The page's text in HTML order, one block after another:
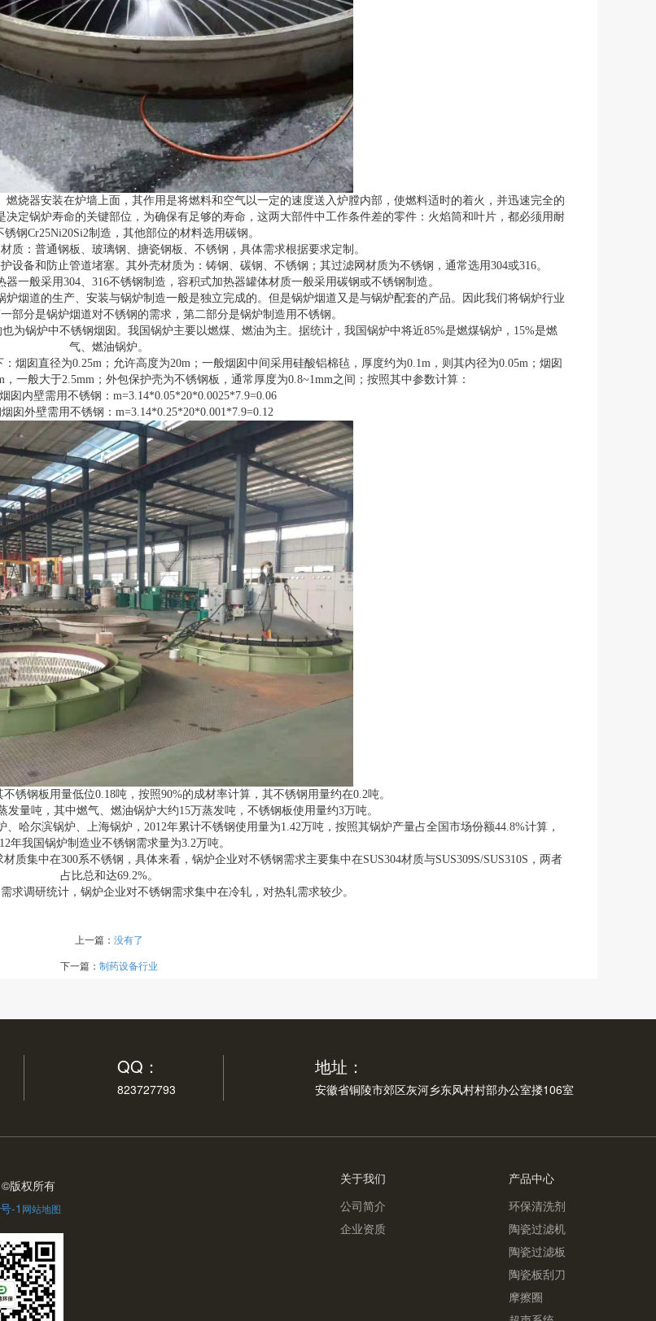
烧器安装在炉墙上面，其作用是将燃料和空气以一定的速度送入炉膛内部，使燃料适时的着火，并迅速完全的
定锅炉寿命的关键部位，为确保有足够的寿命，这两大部件中工作条件差的零件：火焰筒和叶片，都必须用耐
锈钢Cr25Ni20Si2制造，其他部位的材料选用碳钢。
质：普通钢板、玻璃钢、搪瓷钢板、不锈钢，具体需求根据要求定制。
备和防止管道堵塞。其外壳材质为：铸钢、碳钢、不锈钢；其过滤网材质为不锈钢，通常选用304或316。
一般采用304、316不锈钢制造，容积式加热器罐体材质一般采用碳钢或不锈钢制造。
烟道的生产、安装与锅炉制造一般是独立完成的。但是锅炉烟道又是与锅炉配套的产品。因此我们将锅炉行业
部分是锅炉烟道对不锈钢的需求，第二部分是锅炉制造用不锈钢。
为锅炉中不锈钢烟囱。我国锅炉主要以燃煤、燃油为主。据统计，我国锅炉中将近85%是燃煤锅炉，15%是燃
气、燃油锅炉。
烟囱直径为0.25m；允许高度为20m；一般烟囱中间采用硅酸铝棉毡，厚度约为0.1m，则其内径为0.05m；烟囱
一般大于2.5mm；外包保护壳为不锈钢板，通常厚度为0.8~1mm之间；按照其中参数计算：
囱内壁需用不锈钢：m=3.14*0.05*20*0.0025*7.9=0.06
囱外壁需用不锈钢：m=3.14*0.25*20*0.001*7.9=0.12
锈钢板用量低位0.18吨，按照90%的成材率计算，其不锈钢用量约在0.2吨。
发量吨，其中燃气、燃油锅炉大约15万蒸发吨，不锈钢板使用量约3万吨。
哈尔滨锅炉、上海锅炉，2012年累计不锈钢使用量为1.42万吨，按照其锅炉产量占全国市场份额44.8%计算，
年我国锅炉制造业不锈钢需求量为3.2万吨。
集中在300系不锈钢，具体来看，锅炉企业对不锈钢需求主要集中在SUS304材质与SUS309S/SUS310S，两者
占比总和达69.2%。
求调研统计，锅炉企业对不锈钢需求集中在冷轧，对热轧需求较少。
上一篇： 没有了
下一篇： 制药设备行业
QQ：
823727793
地址：
安徽省铜陵市郊区灰河乡东风村村部办公室搂106室
版权所有
-1 网站地图
关于我们
公司简介
企业资质
产品中心
环保清洗剂
陶瓷过滤机
陶瓷过滤板
陶瓷板刮刀
摩擦圈